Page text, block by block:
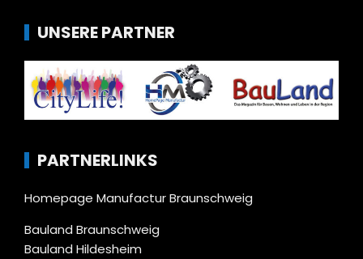
UNSERE PARTNER
PARTNERLINKS
Homepage Manufactur Braunschweig
Bauland Braunschweig
Bauland Hildesheim